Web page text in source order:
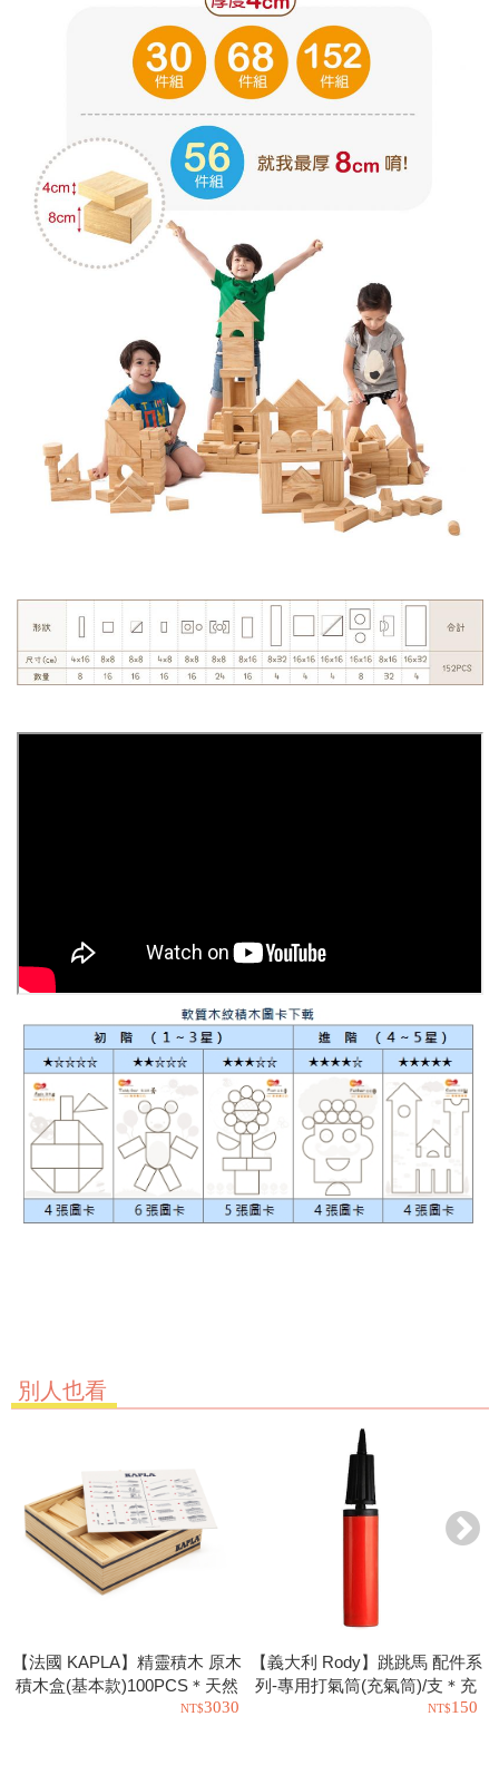
別人也看
【法國 KAPLA】精靈積木 原木
積木盒(基本款)100PCS＊天然
松木益智操作幼教積木3030
【義大利 Rody】跳跳馬 配件系
列-專用打氣筒(充氣筒)/支＊充
氣工具.充氣球.玩具也可以使用
150